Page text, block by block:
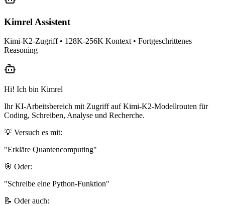
Kimrel Assistent
Kimi-K2-Zugriff • 128K-256K Kontext • Fortgeschrittenes
Reasoning
Hi! Ich bin Kimrel
Ihr KI-Arbeitsbereich mit Zugriff auf Kimi-K2-Modellrouten für
Coding, Schreiben, Analyse und Recherche.
💡 Versuch es mit:
"Erkläre Quantencomputing"
🎯 Oder:
"Schreibe eine Python‑Funktion"
📝 Oder auch: